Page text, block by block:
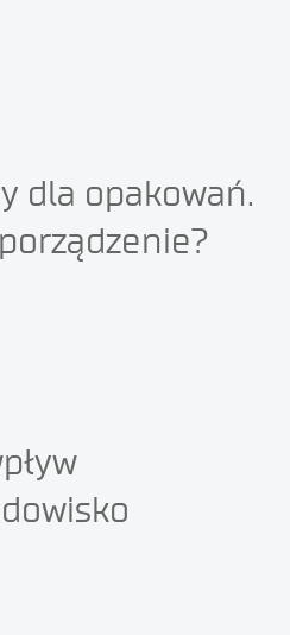
dla opakowań.